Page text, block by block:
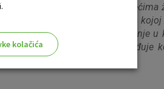
i ljeto koje već desetljećima
povezanosti sa zajednicom u
da je ulaganje u kulturu ulaganje u
iz godine u godinu potvrđuje
kolačića